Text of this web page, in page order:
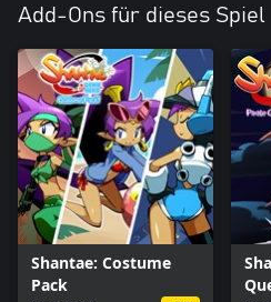
Add-Ons für dieses Spiel
Shantae: Costume
Pack